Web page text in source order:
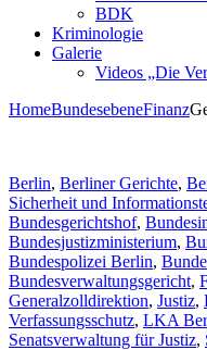
BDK
Kriminologie
Galerie
Videos „Die
HomeBundesebeneFinanz
Berlin, Berliner Gerichte,
Sicherheit und
Bundesgerichtshof,
Bundesjustizministerium,
Bundespolizei Berlin,
Bundesverwaltungsgericht,
Generalzolldirektion, Justiz,
Verfassungsschutz, LKA
Senatsverwaltung für Justiz,